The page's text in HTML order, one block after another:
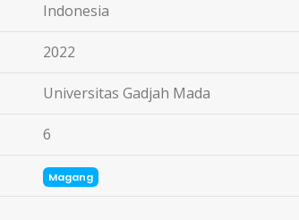
Indonesia
2022
Universitas Gadjah Mada
6
Magang